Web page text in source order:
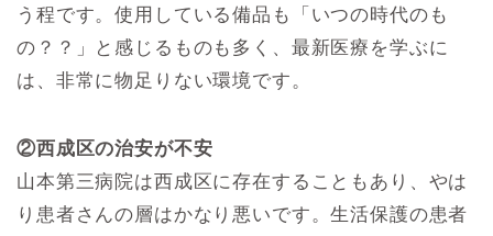
う程です。使用している備品も「いつの時代のも
の？？」と感じるものも多く、最新医療を学ぶに
は、非常に物足りない環境です。
②西成区の治安が不安
山本第三病院は西成区に存在することもあり、やは
り患者さんの層はかなり悪いです。生活保護の患者